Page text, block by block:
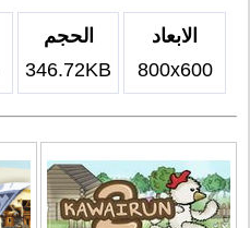
الابعاد
800x600
الحجم
346.72KB